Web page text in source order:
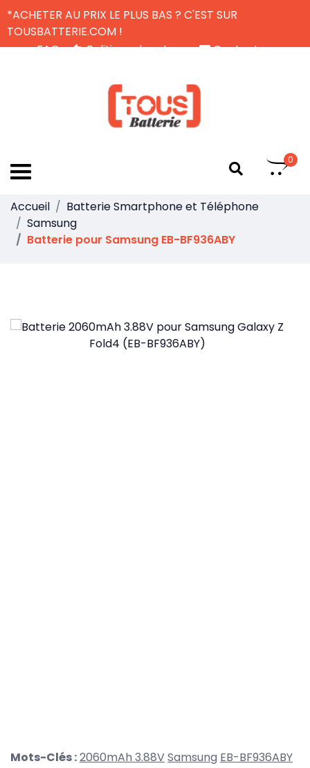
*ACHETER AU PRIX LE PLUS BAS ? C'EST SUR
TOUSBATTERIE.COM !
FAQ
Politique de retour
Contactez-nous
0
Accueil
Batterie Smartphone et Téléphone
Samsung
Batterie pour Samsung EB-BF936ABY
Mots-Clés :2060mAh 3.88VSamsung EB-BF936ABY